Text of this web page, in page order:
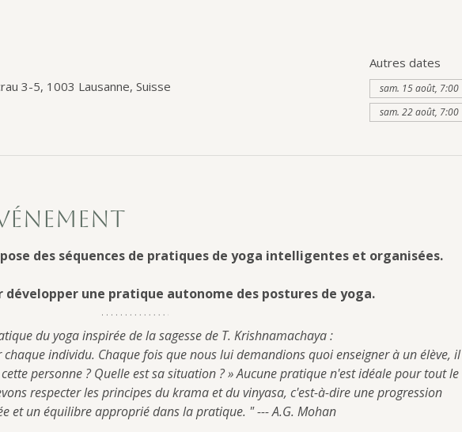
3-5, 1003 Lausanne, Suisse
Autres dates
sam. 15 août, 7:00
sam. 22 août, 7:00
des séquences de pratiques de yoga intelligentes et organisées.
développer une pratique autonome des postures de yoga.
du yoga inspirée de la sagesse de T. Krishnamachaya :
individu. Chaque fois que nous lui demandions quoi enseigner à un élève, il
personne ? Quelle est sa situation ? » Aucune pratique n'est idéale pour tout le
respecter les principes du krama et du vinyasa, c'est-à-dire une progression
et un équilibre approprié dans la pratique. " --- A.G. Mohan